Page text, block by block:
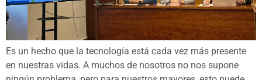
Es un hecho que la tecnología está cada vez más presente
en nuestras vidas. A muchos de nosotros no nos supone